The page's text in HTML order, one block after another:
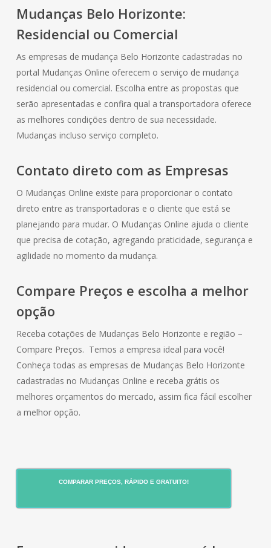
Mudanças Belo Horizonte:
Residencial ou Comercial
As empresas de mudança Belo Horizonte cadastradas no
portal Mudanças Online oferecem o serviço de mudança
residencial ou comercial. Escolha entre as propostas que
serão apresentadas e confira qual a transportadora oferece
as melhores condições dentro de sua necessidade.
Mudanças incluso serviço completo.
Contato direto com as Empresas
O Mudanças Online existe para proporcionar o contato
direto entre as transportadoras e o cliente que está se
planejando para mudar. O Mudanças Online ajuda o cliente
que precisa de cotação, agregando praticidade, segurança e
agilidade no momento da mudança.
Compare Preços e escolha a melhor
opção
Receba cotações de Mudanças Belo Horizonte e região –
Compare Preços. Temos a empresa ideal para você!
Conheça todas as empresas de Mudanças Belo Horizonte
cadastradas no Mudanças Online e receba grátis os
melhores orçamentos do mercado, assim fica fácil escolher
a melhor opção.
COMPARAR PREÇOS, RÁPIDO E GRATUITO!